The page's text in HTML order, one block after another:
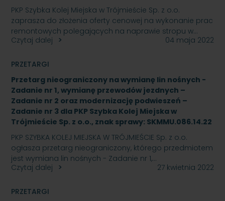
PKP Szybka Kolej Miejska w Trójmieście Sp. z o.o.
zaprasza do złożenia oferty cenowej na wykonanie prac
remontowych polegających na naprawie stropu w…
Czytaj dalej
04 maja 2022
PRZETARGI
Przetarg nieograniczony na wymianę lin nośnych -
Zadanie nr 1, wymianę przewodów jezdnych –
Zadanie nr 2 oraz modernizację podwieszeń –
Zadanie nr 3 dla PKP Szybka Kolej Miejska w
Trójmieście Sp. z o.o., znak sprawy: SKMMU.086.14.22
PKP SZYBKA KOLEJ MIEJSKA W TRÓJMIEŚCIE Sp. z o.o.
ogłasza przetarg nieograniczony, którego przedmiotem
jest wymiana lin nośnych - Zadanie nr 1,…
Czytaj dalej
27 kwietnia 2022
PRZETARGI